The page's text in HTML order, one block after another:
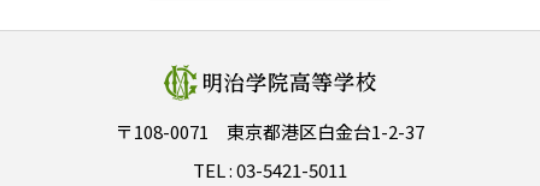
〒108-0071 東京都港区白金台1-2-37
TEL :03-5421-5011